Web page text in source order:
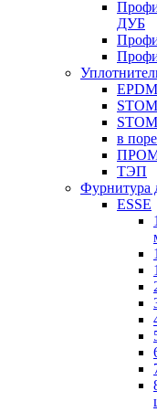
ДУБ
EPDM
в
ТЭП
Фурнитура
ESSE